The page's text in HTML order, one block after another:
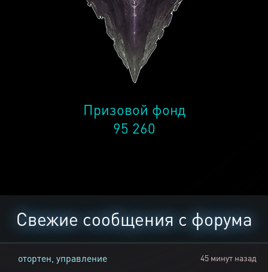
Призовой фонд
95 260
Свежие сообщения с форума
отортен, управление 45 минут назад